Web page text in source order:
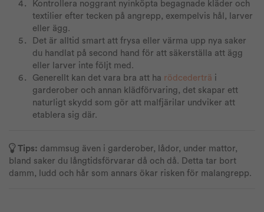
Kontrollera noggrant nyinköpta begagnade kläder och
textilier efter tecken på angrepp, exempelvis hål, larver
eller ägg.
Det är alltid smart att frysa eller värma upp nya saker
du handlat på second hand för att säkerställa att ägg
eller larver inte följt med.
Generellt kan det vara bra att ha rödcederträ i
garderober och annan klädförvaring, det skapar ett
naturligt skydd som gör att malfjärilar undviker att
etablera sig där.
Tips: dammsug även i garderober, lådor, under mattor,
bland saker du långtidsförvarar då och då. Detta tar bort
damm, ludd och hår som annars ökar risken för malangrepp.